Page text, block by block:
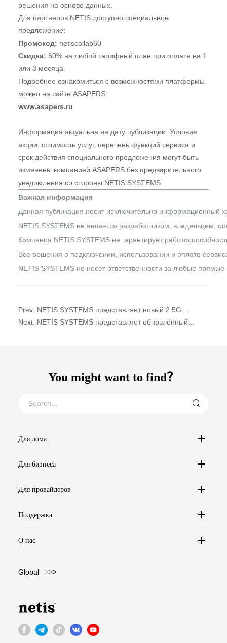
решения на основе данных.
Для партнеров NETIS доступно специальное
предложение:
Промокод: netiscollab60
Скидка: 60% на любой тарифный план при оплате на 1
или 3 месяца.
Подробнее ознакомиться с возможностями платформы
можно на сайте ASAPERS:
www.asapers.ru
Информация актуальна на дату публикации. Условия
акции, стоимость услуг, перечень функций сервиса и
срок действия специального предложения могут быть
изменены компанией ASAPERS без предварительного
уведомления со стороны NETIS SYSTEMS.
Важная информация
Данная публикация носит исключительно информационный
NETIS SYSTEMS не является разработчиком, владельцем,
Компания NETIS SYSTEMS не гарантирует
Все решения о подключении, использовании и оплате
NETIS SYSTEMS не несет ответственности за любые
Prev: NETIS SYSTEMS представляет новый 2.5G
нового поколения
Next: NETIS SYSTEMS представляет обновлённый
You might want to find？
Для дома
Для бизнеса
Для провайдеров
Поддержка
О нас
Global >>>